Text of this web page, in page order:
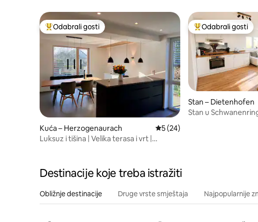
Među najviše rangiranima s oznakom „Odabrali gosti”
Odabrali gosti
Kuća – Herzogenaurach Prosječna ocjena: 5/5,
5 (24)
Luksuz i tišina | Velika terasa i vrt |
Među najviše
Odabrali gosti
Stan – Dietenhofen
Stan u
Destinacije koje treba istražiti
Obližnje destinacije Druge vrste smještaja Najpopularnije